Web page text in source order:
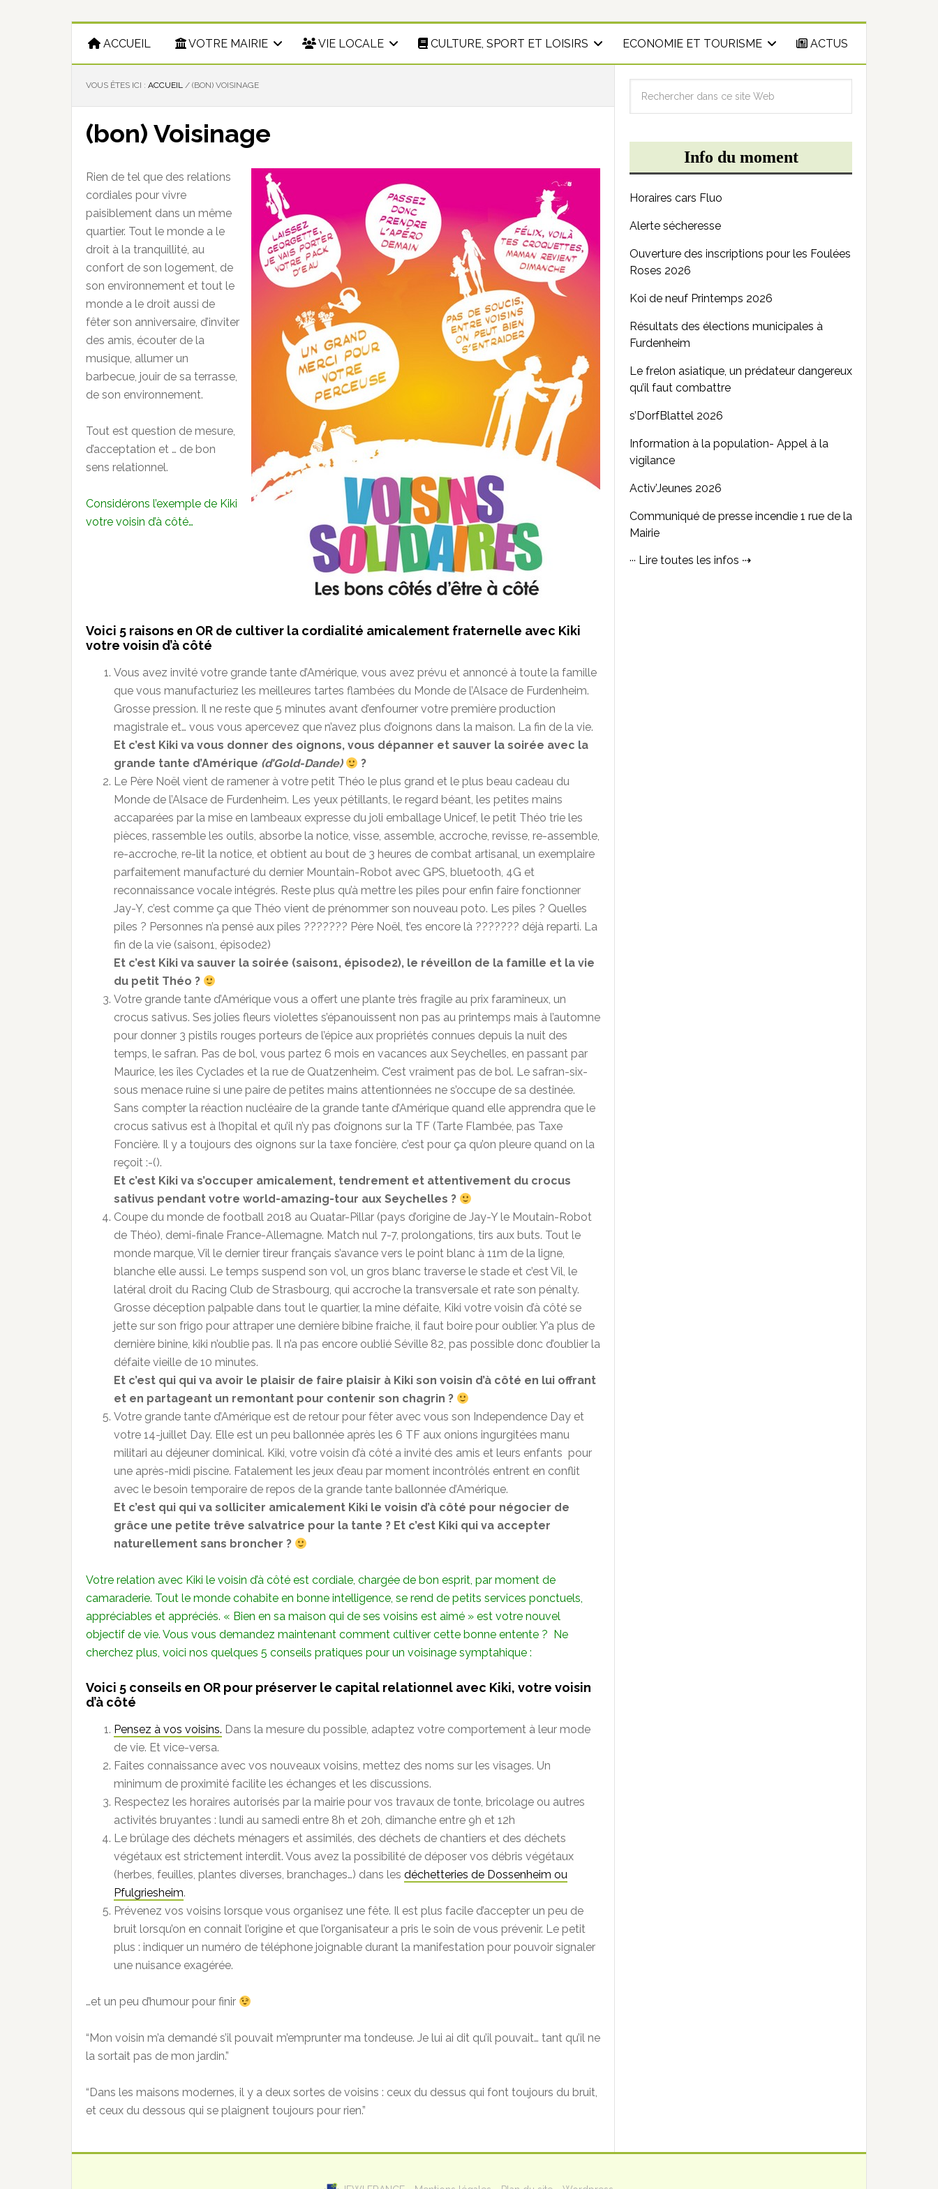
ACCUEIL VOTRE MAIRIE VIE LOCALE CULTURE, SPORT ET LOISIRS ECONOMIE ET TOURISME ACTUS
VOUS ÊTES ICI : ACCUEIL / (BON) VOISINAGE
(bon) Voisinage
Rien de tel que des relations
cordiales pour vivre
paisiblement dans un même
quartier. Tout le monde a le
droit à la tranquillité, au
confort de son logement, de
son environnement et tout le
monde a le droit aussi de
fêter son anniversaire, d’inviter
des amis, écouter de la
musique, allumer un
barbecue, jouir de sa terrasse,
de son environnement.
Tout est question de mesure,
d’acceptation et … de bon
sens relationnel.
Considérons l’exemple de Kiki
votre voisin d’à côté…
Voici 5 raisons en OR de cultiver la cordialité amicalement fraternelle avec Kiki
votre voisin d’à côté
Vous avez invité votre grande tante d’Amérique, vous avez prévu et annoncé à toute la famille
que vous manufacturiez les meilleures tartes flambées du Monde de l’Alsace de Furdenheim.
Grosse pression. Il ne reste que 5 minutes avant d’enfourner votre première production
magistrale et… vous vous apercevez que n’avez plus d’oignons dans la maison. La fin de la vie.
Et c’est Kiki va vous donner des oignons, vous dépanner et sauver la soirée avec la
grande tante d’Amérique (d’Gold-Dande)
?
Le Père Noël vient de ramener à votre petit Théo le plus grand et le plus beau cadeau du
Monde de l’Alsace de Furdenheim. Les yeux pétillants, le regard béant, les petites mains
accaparées par la mise en lambeaux expresse du joli emballage Unicef, le petit Théo trie les
pièces, rassemble les outils, absorbe la notice, visse, assemble, accroche, revisse, re-assemble,
re-accroche, re-lit la notice, et obtient au bout de 3 heures de combat artisanal, un exemplaire
parfaitement manufacturé du dernier Mountain-Robot avec GPS, bluetooth, 4G et
reconnaissance vocale intégrés. Reste plus qu’à mettre les piles pour enfin faire fonctionner
Jay-Y, c’est comme ça que Théo vient de prénommer son nouveau poto. Les piles ? Quelles
piles ? Personnes n’a pensé aux piles ??????? Père Noël, t’es encore là ??????? déjà reparti. La
fin de la vie (saison1, épisode2)
Et c’est Kiki va sauver la soirée (saison1, épisode2), le réveillon de la famille et la vie
du petit Théo ?
Votre grande tante d’Amérique vous a offert une plante très fragile au prix faramineux, un
crocus sativus. Ses jolies fleurs violettes s’épanouissent non pas au printemps mais à l’automne
pour donner 3 pistils rouges porteurs de l’épice aux propriétés connues depuis la nuit des
temps, le safran. Pas de bol, vous partez 6 mois en vacances aux Seychelles, en passant par
Maurice, les îles Cyclades et la rue de Quatzenheim. C’est vraiment pas de bol. Le safran-six-
sous menace ruine si une paire de petites mains attentionnées ne s’occupe de sa destinée.
Sans compter la réaction nucléaire de la grande tante d’Amérique quand elle apprendra que le
crocus sativus est à l’hopital et qu’il n’y pas d’oignons sur la TF (Tarte Flambée, pas Taxe
Foncière. Il y a toujours des oignons sur la taxe foncière, c’est pour ça qu’on pleure quand on la
reçoit :-().
Et c’est Kiki va s’occuper amicalement, tendrement et attentivement du crocus
sativus pendant votre world-amazing-tour aux Seychelles ?
Coupe du monde de football 2018 au Quatar-Pillar (pays d’origine de Jay-Y le Moutain-Robot
de Théo), demi-finale France-Allemagne. Match nul 7-7, prolongations, tirs aux buts. Tout le
monde marque, Vil le dernier tireur français s’avance vers le point blanc à 11m de la ligne,
blanche elle aussi. Le temps suspend son vol, un gros blanc traverse le stade et c’est Vil, le
latéral droit du Racing Club de Strasbourg, qui accroche la transversale et rate son pénalty.
Grosse déception palpable dans tout le quartier, la mine défaite, Kiki votre voisin d’à côté se
jette sur son frigo pour attraper une dernière bibine fraiche, il faut boire pour oublier. Y’a plus de
dernière binine, kiki n’oublie pas. Il n’a pas encore oublié Séville 82, pas possible donc d’oublier la
défaite vieille de 10 minutes.
Et c’est qui qui va avoir le plaisir de faire plaisir à Kiki son voisin d’à côté en lui offrant
et en partageant un remontant pour contenir son chagrin ?
Votre grande tante d’Amérique est de retour pour fêter avec vous son Independence Day et
votre 14-juillet Day. Elle est un peu ballonnée après les 6 TF aux onions ingurgitées manu
militari au déjeuner dominical. Kiki, votre voisin d’à côté a invité des amis et leurs enfants pour
une après-midi piscine. Fatalement les jeux d’eau par moment incontrôlés entrent en conflit
avec le besoin temporaire de repos de la grande tante ballonnée d’Amérique.
Et c’est qui qui va solliciter amicalement Kiki le voisin d’à côté pour négocier de
grâce une petite trêve salvatrice pour la tante ? Et c’est Kiki qui va accepter
naturellement sans broncher ?
Votre relation avec Kiki le voisin d’à côté est cordiale, chargée de bon esprit, par moment de
camaraderie. Tout le monde cohabite en bonne intelligence, se rend de petits services ponctuels,
appréciables et appréciés. « Bien en sa maison qui de ses voisins est aimé » est votre nouvel
objectif de vie. Vous vous demandez maintenant comment cultiver cette bonne entente ? Ne
cherchez plus, voici nos quelques 5 conseils pratiques pour un voisinage symptahique :
Voici 5 conseils en OR pour préserver le capital relationnel avec Kiki, votre voisin
d’à côté
Pensez à vos voisins. Dans la mesure du possible, adaptez votre comportement à leur mode
de vie. Et vice-versa.
Faites connaissance avec vos nouveaux voisins, mettez des noms sur les visages. Un
minimum de proximité facilite les échanges et les discussions.
Respectez les horaires autorisés par la mairie pour vos travaux de tonte, bricolage ou autres
activités bruyantes : lundi au samedi entre 8h et 20h, dimanche entre 9h et 12h
Le brûlage des déchets ménagers et assimilés, des déchets de chantiers et des déchets
végétaux est strictement interdit. Vous avez la possibilité de déposer vos débris végétaux
(herbes, feuilles, plantes diverses, branchages…) dans les déchetteries de Dossenheim ou
Pfulgriesheim.
Prévenez vos voisins lorsque vous organisez une fête. Il est plus facile d’accepter un peu de
bruit lorsqu’on en connait l’origine et que l’organisateur a pris le soin de vous prévenir. Le petit
plus : indiquer un numéro de téléphone joignable durant la manifestation pour pouvoir signaler
une nuisance exagérée.
…et un peu d’humour pour finir
“Mon voisin m’a demandé s’il pouvait m’emprunter ma tondeuse. Je lui ai dit qu’il pouvait… tant qu’il ne
la sortait pas de mon jardin.”
“Dans les maisons modernes, il y a deux sortes de voisins : ceux du dessus qui font toujours du bruit,
et ceux du dessous qui se plaignent toujours pour rien.”
Info du moment
Horaires cars Fluo
Alerte sécheresse
Ouverture des inscriptions pour les Foulées
Roses 2026
Koi de neuf Printemps 2026
Résultats des élections municipales à
Furdenheim
Le frelon asiatique, un prédateur dangereux
qu’il faut combattre
s’DorfBlattel 2026
Information à la population- Appel à la
vigilance
Activ’Jeunes 2026
Communiqué de presse incendie 1 rue de la
Mairie
··· Lire toutes les infos ⇢